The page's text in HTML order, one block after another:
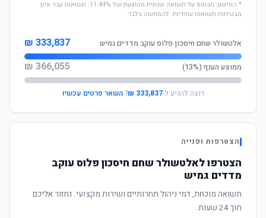
* החישוב מבוסס על תשואה שנתית ממוצעת של 11.44%. תשואות עבר אינן
מבטיחות תשואות עתידיות. להמחשה בלבד.
אלטשולר שחם חיסכון פלוס עוקב מדדים גמיש 333,837 ₪
ממוצע הענף (13%) 366,055 ₪
רוצה להגיע ל-333,837 ₪
?השאר פרטים עכשיו
הצטרפות ופנייה
הצטרפו לאלטשולר שחם חיסכון פלוס עוקב
מדדים גמיש
תשואה מוכחת, דמי ניהול תחרותיים ושירות מקצועי. נחזור אליכם
תוך 24 שעות.